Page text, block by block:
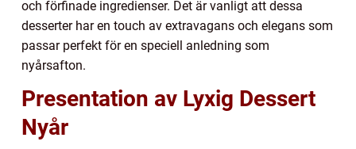
och förfinade ingredienser. Det är vanligt att dessa
desserter har en touch av extravagans och elegans som
passar perfekt för en speciell anledning som
nyårsafton.
Presentation av Lyxig Dessert
Nyår